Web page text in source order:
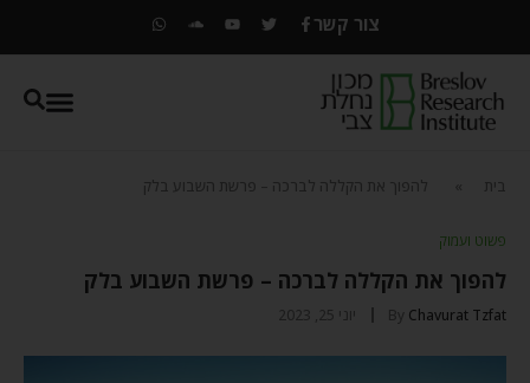
צור קשר
בית להפוך את הקללה לברכה – פרשת השבוע בלק
פשוט ועמוק
להפוך את הקללה לברכה – פרשת השבוע בלק
By Chavurat Tzfat יוני 25, 2023